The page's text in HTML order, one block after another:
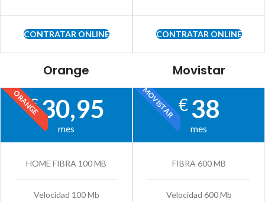
CONTRATAR ONLINE CONTRATAR ONLINE
Orange
ORANGE
€30,95
mes
HOME FIBRA 100 MB
Velocidad 100 Mb
Movistar
MOVISTAR€38
mes
FIBRA 600 MB
Velocidad 600 Mb